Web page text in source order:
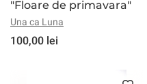
"Floare de primavara"
Una ca Luna
100,00 lei